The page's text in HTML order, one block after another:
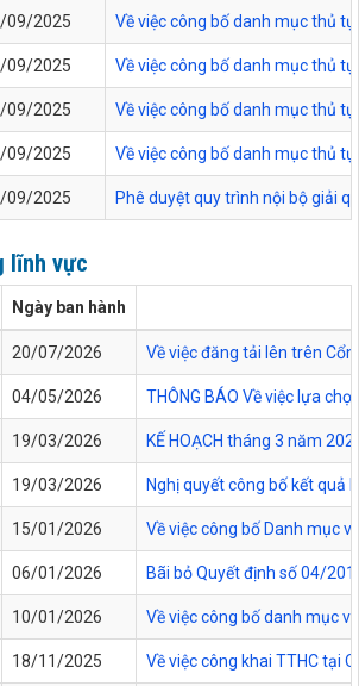
09/2025 Về việc công bố danh mục thủ
09/2025 Về việc công bố danh mục thủ
09/2025 Về việc công bố danh mục thủ
09/2025 Về việc công bố danh mục thủ
09/2025 Phê duyệt quy trình nội bộ giải
lĩnh vực
Ngày ban hành
20/07/2026 Về việc đăng tải lên trên
04/05/2026 THÔNG BÁO Về việc lựa
19/03/2026 KẾ HOẠCH tháng 3 năm
19/03/2026 Nghị quyết công bố kết quả
15/01/2026 Về việc công bố Danh mục
06/01/2026 Bãi bỏ Quyết định số 04/
10/01/2026 Về việc công bố danh mục
18/11/2025 Về việc công khai TTHC tại